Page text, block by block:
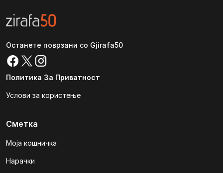
Останете поврзани со Gjirafa50
Политика За Приватност
Услови за користење
Сметка
Моја кошничка
Нарачки